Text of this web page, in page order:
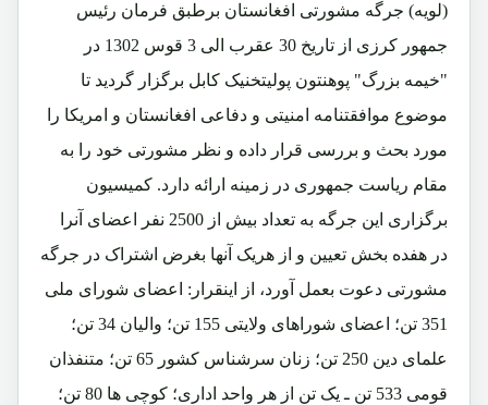
(لویه) جرگه مشورتی افغانستان برطبق فرمان رئیس
جمهور کرزی از تاریخ 30 عقرب الی 3 قوس 1302 در
"خیمه بزرگ" پوهنتون پولیتخنیک کابل برگزار گردید تا
موضوع موافقتنامه امنیتی و دفاعی افغانستان و امریکا را
مورد بحث و بررسی قرار داده و نظر مشورتی خود را به
مقام ریاست جمهوری در زمینه ارائه دارد. کمیسیون
برگزاری این جرگه به تعداد بیش از 2500 نفر اعضای آنرا
در هفده بخش تعیین و از هریک آنها بغرض اشتراک در جرگه
مشورتی دعوت بعمل آورد، از اینقرار: اعضای شورای ملی
351 تن؛ اعضای شوراهای ولایتی 155 تن؛ والیان 34 تن؛
علمای دین 250 تن؛ زنان سرشناس کشور 65 تن؛ متنفذان
قومی 533 تن ـ یک تن از هر واحد اداری؛ کوچی ها 80 تن؛